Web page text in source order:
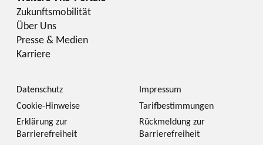
Zukunftsmobilität
Über Uns
Presse & Medien
Karriere
Datenschutz
Impressum
Cookie-Hinweise
Tarifbestimmungen
Erklärung zur
Barrierefreiheit
Rückmeldung zur
Barrierefreiheit